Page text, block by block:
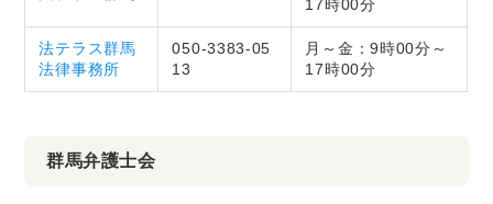
17時00分
法テラス群馬
法律事務所
050-3383-05
13
月～金：9時00分～
17時00分
群馬弁護士会